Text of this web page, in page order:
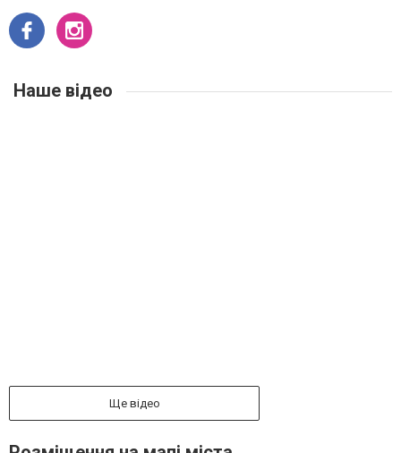
Наше відео
Ще відео